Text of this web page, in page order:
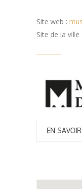
Site web :
Site de la ville :
EN